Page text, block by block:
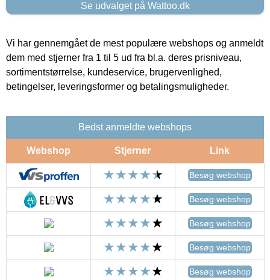
Se udvalget på Wattoo.dk
Vi har gennemgået de mest populære webshops og anmeldt
dem med stjerner fra 1 til 5 ud fra bl.a. deres prisniveau,
sortimentstørrelse, kundeservice, brugervenlighed,
betingelser, leveringsformer og betalingsmuligheder.
Bedst anmeldte webshops
Webshop Stjerner Link
Besøg webshop
Besøg webshop
Besøg webshop
Besøg webshop
Besøg webshop